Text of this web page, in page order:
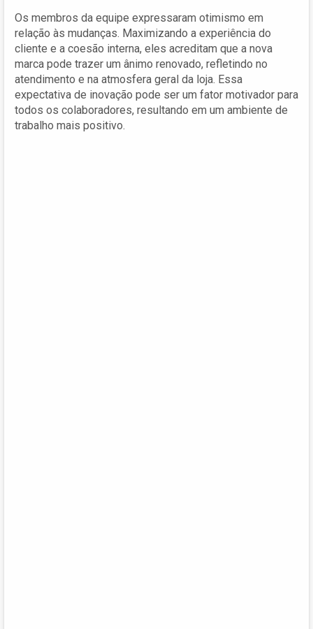
Os membros da equipe expressaram otimismo em
relação às mudanças. Maximizando a experiência do
cliente e a coesão interna, eles acreditam que a nova
marca pode trazer um ânimo renovado, refletindo no
atendimento e na atmosfera geral da loja. Essa
expectativa de inovação pode ser um fator motivador para
todos os colaboradores, resultando em um ambiente de
trabalho mais positivo.